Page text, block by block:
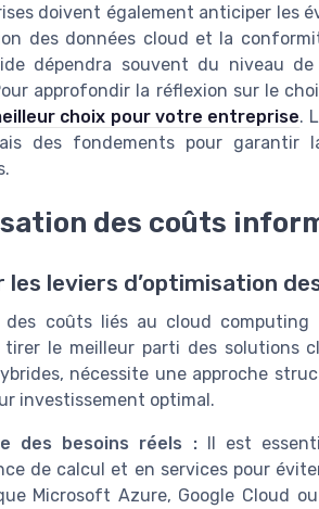
doivent également anticiper les
des données cloud et la
dépendra souvent du niveau
approfondir la réflexion sur le
choix pour votre entreprise.
des fondements pour
des coûts
les leviers d’optimisation
des coûts liés au cloud
le meilleur parti des solutions
nécessite une approche
investissement optimal.
des besoins réels :Il est
de calcul et en services pour
Microsoft Azure, Google Cloud